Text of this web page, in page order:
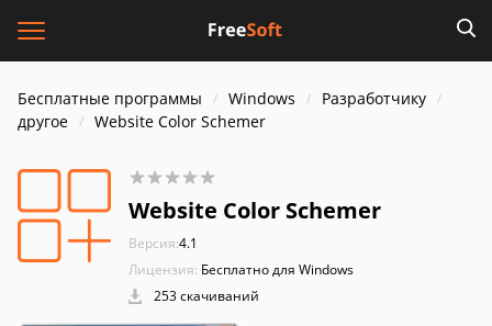
Бесплатные программы Windows
Разработчику
другое
Website Color Schemer
Website Color Schemer
Версия:4.1
Лицензия: Бесплатно для Windows
253 скачиваний